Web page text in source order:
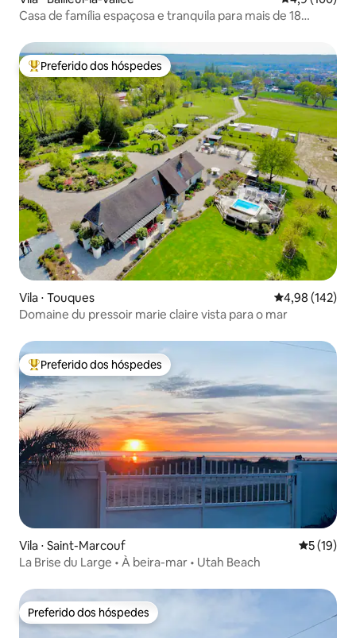
Casa de família espaçosa e tranquila para mais de 18
Entre os melhores preferidos dos hóspedes
Preferido dos hóspedes
Vila ⋅ Touques 4,98 de uma
4,98 (142)
Domaine du pressoir marie claire vista para o mar
Entre os melhores preferidos dos hóspedes
Preferido dos hóspedes
Vila ⋅ Saint-Marcouf 5 de uma
5 (19)
La Brise du Large • À beira-mar • Utah Beach
Preferido dos hóspedes
Preferido dos hóspedes